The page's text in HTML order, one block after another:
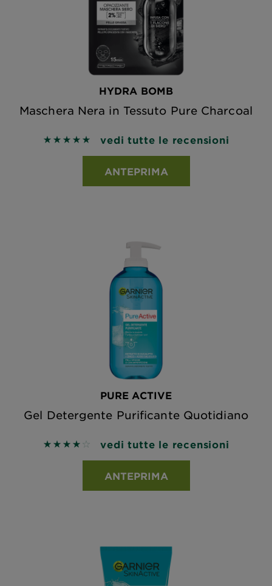
HYDRA BOMB
Maschera Nera in Tessuto Pure Charcoal
5 out of 5 stars based on reviews
vedi tutte le recensioni
ANTEPRIMA
PURE ACTIVE
Gel Detergente Purificante Quotidiano
4 out of 5 stars based on reviews
vedi tutte le recensioni
ANTEPRIMA